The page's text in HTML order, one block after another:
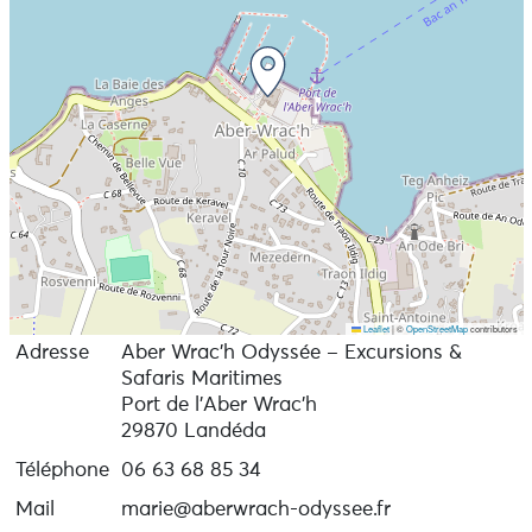
cours. Aujourd’hui skipper professionnel, engagé dans
la protection de la biodiversité, il partage son savoir
avec humour et passion. Chaque sortie devient un
moment d’échanges et d'émotions, pour petits et
grands.
Une expérience saluée par plus de 600 avis 5 étoiles
Sur Google et TripAdvisor, nos passagers témoignent
de leur émerveillement :
Google https://g.page/r/CeqQngmNyQZpEAE/review
TripAdvisor https://www.tripadvisor.fr/UserReviewEdit-
g673006-d27764886-Aber_Wrac_h_Odyssee-
Landeda_Finistere_Brittany.html
Vous reviendrez marqués par la beauté et l’intensité de
l’expérience. En solo, en couple, en famille ou entre
amis, embarquez vers un nouveau monde.
Informations pratiques :
Leaflet |©OpenStreetMapcontributors
Adresse
Aber Wrac’h Odyssée – Excursions &
Safaris Maritimes
Port de l'Aber Wrac'h
29870 Landéda
Téléphone
06 63 68 85 34
Mail
marie@aberwrach-odyssee.fr